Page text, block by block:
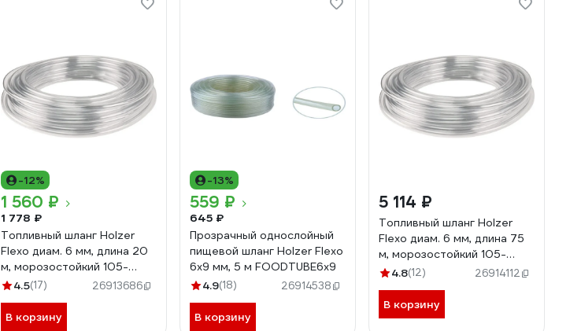
-12%
1 560 ₽
1 778 ₽
Топливный шланг Holzer
Flexo диам. 6 мм, длина 20
м, морозостойкий 105-
10620M
4.5(17) 26913686
В корзину
-13%
559 ₽
645 ₽
Прозрачный однослойный
пищевой шланг Holzer Flexo
6x9 мм, 5 м FOODTUBE6x9
4.9(18) 26914538
В корзину
5 114 ₽
Топливный шланг Holzer
Flexo диам. 6 мм, длина 75
м, морозостойкий 105-
10675M
4.8(12) 26914112
В корзину